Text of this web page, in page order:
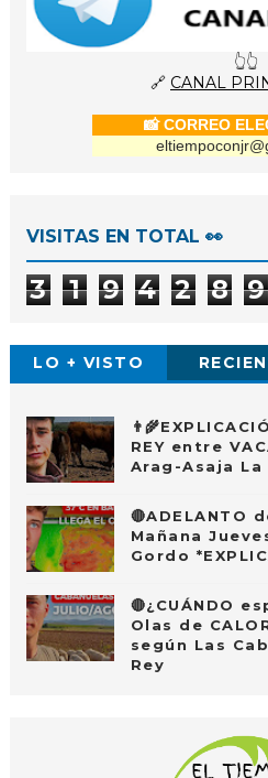
👆👆
🔗 CANAL
📸 CORREO
VISITAS EN TOTAL 👀
3 1 9 4 2 8 9
LO + VISTO
REY entre
Arag-Asaja La
🔴ADELANTO
Mañana
Gordo
🔴¿CUÁNDO
Olas de
según Las
Rey